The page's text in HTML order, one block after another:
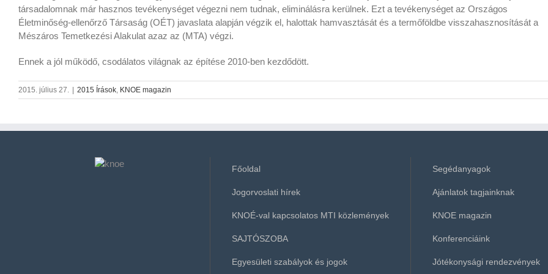
társadalomnak már hasznos tevékenységet végezni nem tudnak, eliminálásra kerülnek. Ezt a tevékenységet az Országos
Életminőség-ellenőrző Társaság (OÉT) javaslata alapján végzik el, halottak hamvasztását és a termőföldbe visszahasznosítását a
Mészáros Temetkezési Alakulat azaz az (MTA) végzi.
Ennek a jól működő, csodálatos világnak az építése 2010-ben kezdődött.
2015. július 27. 2015 Írások, KNOE magazin
Főoldal
Jogorvoslati hírek
KNOÉ-val kapcsolatos MTI közlemények
SAJTÓSZOBA
Egyesületi szabályok és jogok
Segédanyagok
Ajánlatok tagjainknak
KNOE magazin
Konferenciáink
Jótékonysági rendezvények